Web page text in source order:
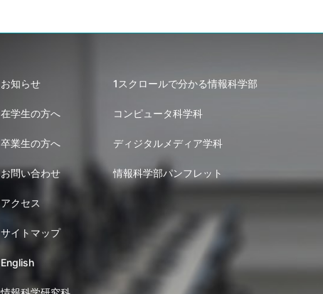
お知らせ
在学生の方へ
卒業生の方へ
お問い合わせ
アクセス
サイトマップ
English
1スクロールで分かる情報科学部
コンピュータ科学科
ディジタルメディア学科
情報科学部パンフレット